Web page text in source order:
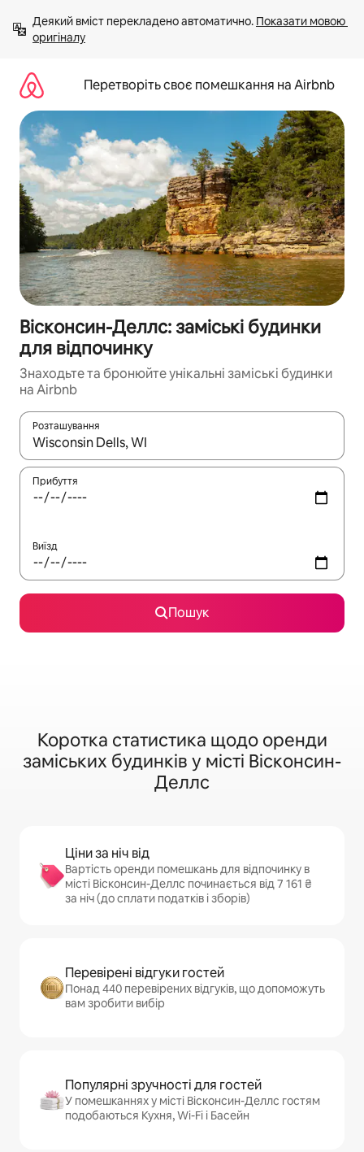
вмісту
Деякий вміст перекладено автоматично. Показати мовою
оригіналу
Перетворіть своє помешкання на Airbnb
Вісконсин-Деллс: заміські будинки
для відпочинку
Знаходьте та бронюйте унікальні заміські будинки
на Airbnb
Розташування
Отримавши результати пошуку, використовуйте для
Прибуття
Виїзд
Пошук
Коротка статистика щодо оренди
заміських будинків у місті Вісконсин-
Деллс
Ціни за ніч від
Вартість оренди помешкань для відпочинку в
місті Вісконсин-Деллс починається від 7 161 ₴
за ніч (до сплати податків і зборів)
Перевірені відгуки гостей
Понад 440 перевірених відгуків, що допоможуть
вам зробити вибір
Популярні зручності для гостей
У помешканнях у місті Вісконсин-Деллс гостям
подобаються Кухня, Wi-Fi і Басейн